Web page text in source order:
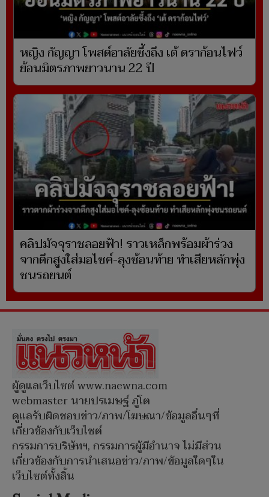
หญิง กัญญา โพสต์อาลัยซึ้งถึง เต้ ดราก้อนไฟว์
ย้อนมิตรภาพยาวนาน 22 ปี
คลิปมัจจุราชลอยฟ้า! ราวเหล็กพร้อมผ้าร่วง
จากตึกสูงใส่มอไซค์-ลุงซ้อนท้าย ทำเสียหลักพุ่ง
ชนรถยนต์
ผู้ดูแลเว็บไซต์ www.naewna.com
webmaster นายปรเมษฐ์ ภู่โต
ดูแลรับผิดชอบข่าว/ภาพ/โฆษณา/ข้อมูลอื่นๆที่
เกี่ยวข้องกับเว็บไซต์
กรรมการบริษัทฯ, กรรมการผู้มีอำนาจ ไม่มีส่วน
เกี่ยวข้องกับการนำเสนอข่าว/ภาพ/ข้อมูลใดๆใน
เว็บไซต์ทั้งสิ้น